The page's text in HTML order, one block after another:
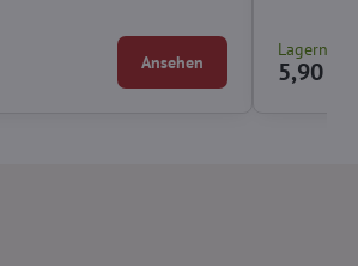
Ansehen
Lagernd
5,90 €